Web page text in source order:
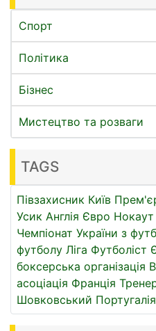
Спорт
Політика
Бізнес
Мистецтво та розваги
TAGS
Півзахисник Київ
Усик Англія Євро Нокаут
Чемпіонат України з
футболу Ліга Футболіст
боксерська організація
асоціація Франція
Шовковський Португалія